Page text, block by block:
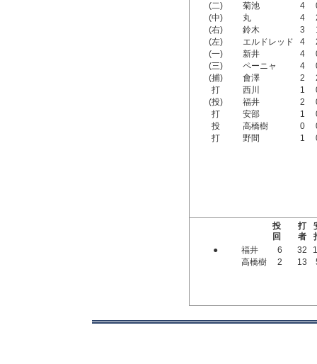
(二)
菊池 4
(中)
丸 4
(右)
鈴木 3
(左)
エルドレッド 4
(一)
新井 4
(三)
ペーニャ 4
(捕)
會澤 2
打
西川 1
(投)
福井 2
打
安部 1
投
高橋樹 0
打
野間 1
投
回
打
者
●
福井 6 32
高橋樹
2 13